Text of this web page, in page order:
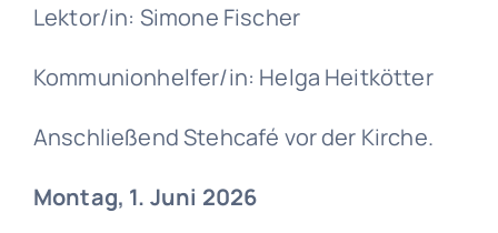
Lektor/in: Simone Fischer
Kommunionhelfer/in: Helga Heitkötter
Anschließend Stehcafé vor der Kirche.
Montag, 1. Juni 2026